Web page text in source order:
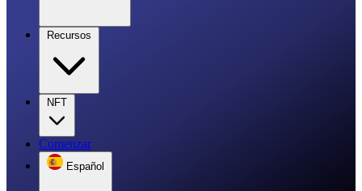
Recursos
NFT
Comenzar
Español